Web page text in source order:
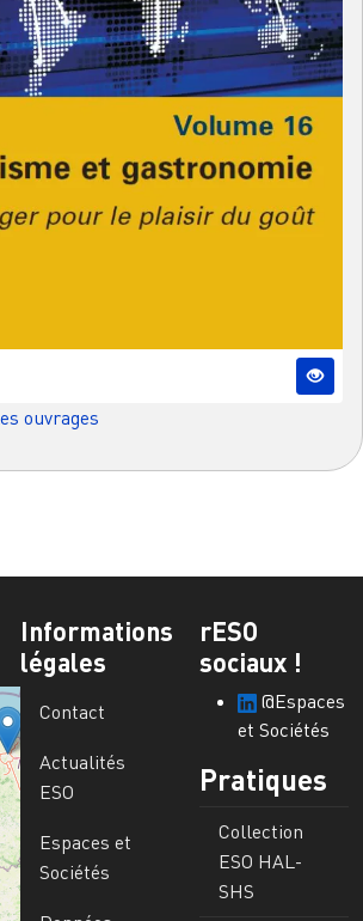
ouvrages
Informations
légales
Contact
Actualités
ESO
Espaces et
Sociétés
rESO
sociaux !
@Espaces
et Sociétés
Pratiques
Collection
ESO HAL-
SHS